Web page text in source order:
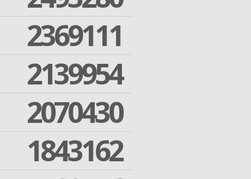
2369111
2139954
2070430
1843162